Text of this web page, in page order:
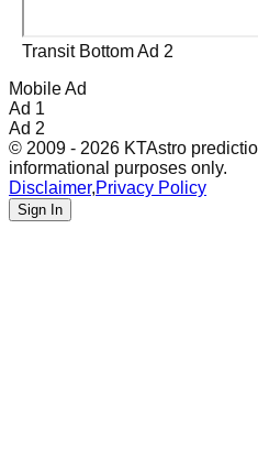
Transit Bottom Ad 2
Mobile Ad
Ad 1
Ad 2
© 2009 - 2026 KTAstro
informational purposes only.
Disclaimer,Privacy Policy
Sign In